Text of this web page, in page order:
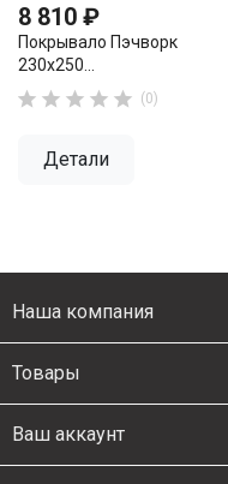
8 810 ₽
Покрывало Пэчворк
230х250...
     (0)
Детали
Наша компания
Товары
Ваш аккаунт